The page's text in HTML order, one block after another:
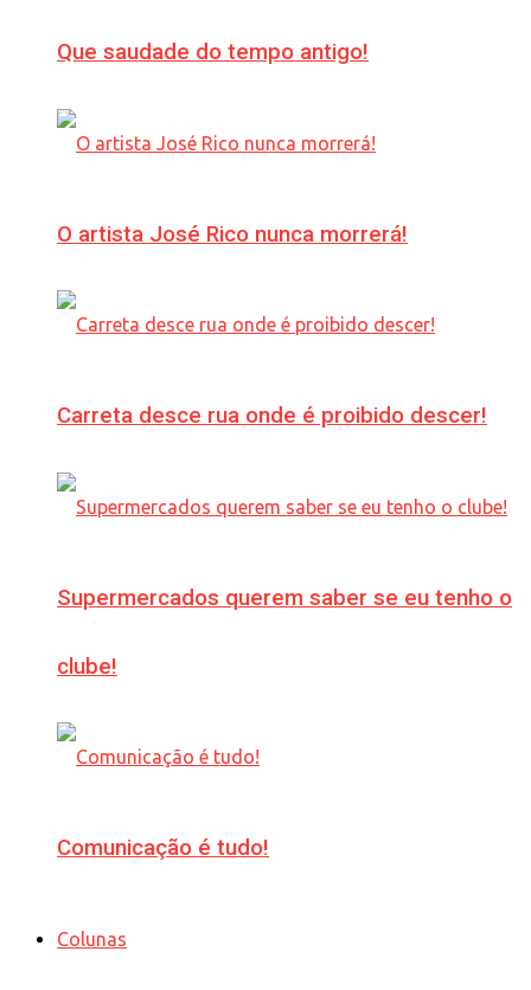
Que saudade do tempo antigo!
O artista José Rico nunca morrerá!
Carreta desce rua onde é proibido descer!
Supermercados querem saber se eu tenho o
clube!
Comunicação é tudo!
Colunas